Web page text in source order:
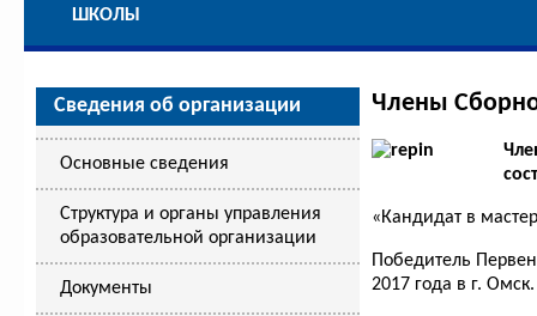
Сведения об организации
Основные сведения
Структура и органы управления
образовательной организации
Документы
Члены
«Кандидат в
Победитель
2017 года в г. Омск.